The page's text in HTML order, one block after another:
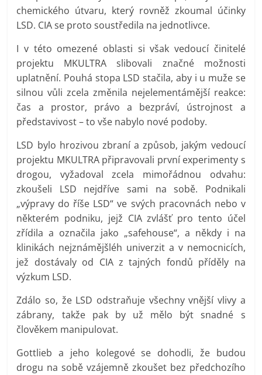
chemického útvaru, který rovněž zkoumal účinky
LSD. CIA se proto soustředila na jednotlivce.
I v této omezené oblasti si však vedoucí činitelé
projektu MKULTRA slibovali značné možnosti
uplatnění. Pouhá stopa LSD stačila, aby i u muže se
silnou vůli zcela změnila nejelementámější reakce:
čas a prostor, právo a bezpráví, ústrojnost a
představivost – to vše nabylo nové podoby.
LSD bylo hrozivou zbraní a způsob, jakým vedoucí
projektu MKULTRA připravovali první experimenty s
drogou, vyžadoval zcela mimořádnou odvahu:
zkoušeli LSD nejdříve sami na sobě. Podnikali
„výpravy do říše LSD“ ve svých pracovnách nebo v
některém podniku, jejž CIA zvlášť pro tento účel
zřídila a označila jako „safehouse“, a někdy i na
klinikách nejznámějšléh univerzit a v nemocnicích,
jež dostávaly od CIA z tajných fondů příděly na
výzkum LSD.
Zdálo so, že LSD odstraňuje všechny vnější vlivy a
zábrany, takže pak by už mělo být snadné s
člověkem manipulovat.
Gottlieb a jeho kolegové se dohodli, že budou
drogu na sobě vzájemně zkoušet bez předchozího